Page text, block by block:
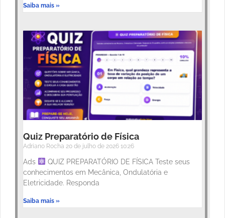
Saiba mais »
Quiz Preparatório de Física
Adriano Rocha 20 de julho de 2026 10:26
Ads
QUIZ PREPARATÓRIO DE FÍSICA Teste seus
conhecimentos em Mecânica, Ondulatória e
Eletricidade. Responda
Saiba mais »